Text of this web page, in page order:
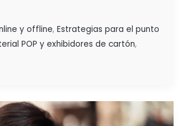
y offline, Estrategias para el punto
POP y exhibidores de cartón,